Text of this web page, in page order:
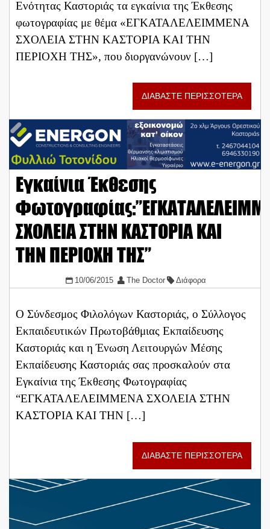
Ενότητας Καστοριάς τα εγκαίνια της Έκθεσης
φωτογραφίας με θέμα «ΕΓΚΑΤΑΛΕΛΕΙΜΜΕΝΑ
ΣΧΟΛΕΙΑ ΣΤΗΝ ΚΑΣΤΟΡΙΑ ΚΑΙ ΤΗΝ
ΠΕΡΙΟΧΗ ΤΗΣ», που διοργανώνουν […]
ΔΙΑΒΑΣΤΕ ΠΕΡΙΣΣΟΤΕΡΑ
Εγκαίνια Έκθεσης
ΣΧΟΛΕΙΑ ΣΤΗΝ ΚΑΣΤΟΡΙΑ ΚΑΙ
ΤΗΝ ΠΕΡΙΟΧΗ ΤΗΣ”
10/06/2015 The Doctor Διάφορα
Ο Σύνδεσμος Φιλολόγων Καστοριάς, ο Σύλλογος
Εκπαιδευτικών Πρωτοβάθμιας Εκπαίδευσης
Καστοριάς και η Ένωση Λειτουργών Μέσης
Εκπαίδευσης Καστοριάς σας προσκαλούν στα
Εγκαίνια της Έκθεσης Φωτογραφίας
“ΕΓΚΑΤΑΛΕΛΕΙΜΜΕΝΑ ΣΧΟΛΕΙΑ ΣΤΗΝ
ΚΑΣΤΟΡΙΑ ΚΑΙ ΤΗΝ […]
ΔΙΑΒΑΣΤΕ ΠΕΡΙΣΣΟΤΕΡΑ